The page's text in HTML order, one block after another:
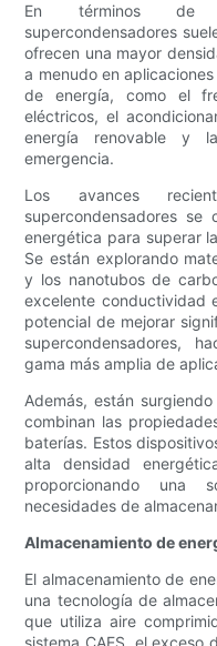
En términos de
supercondensadores
ofrecen una mayor
a menudo en
de energía, como el
eléctricos, el
energía renovable y
emergencia.
Los avances
supercondensadores se
energética para superar
Se están explorando
y los nanotubos de
excelente conductividad
potencial de mejorar
supercondensadores,
gama más amplia de
Además, están
combinan las
baterías. Estos
alta densidad
proporcionando una
necesidades de
Almacenamiento de
El almacenamiento de
una tecnología de
que utiliza aire
sistema CAES, el exceso